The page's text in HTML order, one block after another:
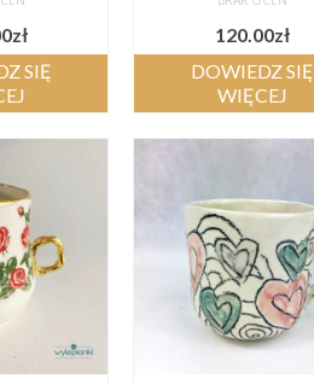
zł
SIĘ
120.00zł
DOWIEDZ SIĘ
WIĘCEJ